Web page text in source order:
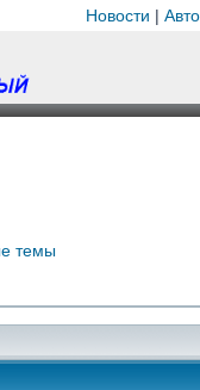
Новости |
темы